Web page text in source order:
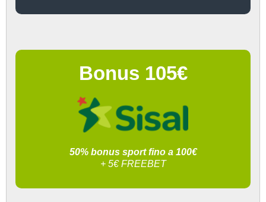
Bonus 105€
50% bonus sport fino a 100€
+ 5€ FREEBET